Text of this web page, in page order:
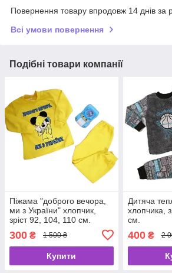
Повернення товару впродовж 14 днів за
Всі умови повернення
Подібні товари компанії
Піжама "доброго вечора,
ми з України" хлопчик,
зріст 92, 104, 110 см.
300 ₴ 1 500 ₴
Купити
Дитяча
хлопчика,
см.
400₴ 2